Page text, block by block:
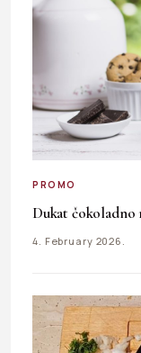
PROMO
Dukat čokoladno
4. February 2026.